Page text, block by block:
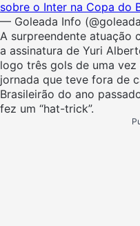
sobre o Inter na Copa do
— Goleada Info
A surpreendente atuação
a assinatura de Yuri
logo três gols de uma
jornada que teve fora de
Brasileirão do ano
fez um “hat-trick”.